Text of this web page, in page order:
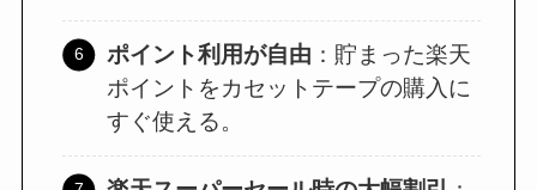
ポイント利用が自由 ：貯まった楽天
ポイントをカセットテープの購入に
すぐ使える。